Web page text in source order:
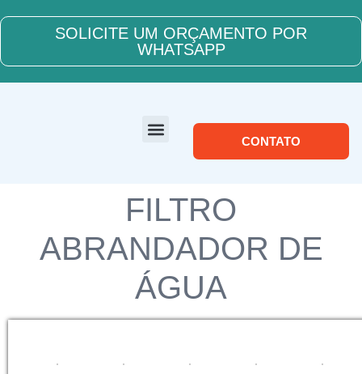
SOLICITE UM ORÇAMENTO POR
WHATSAPP
CONTATO
FILTRO
ABRANDADOR DE
ÁGUA